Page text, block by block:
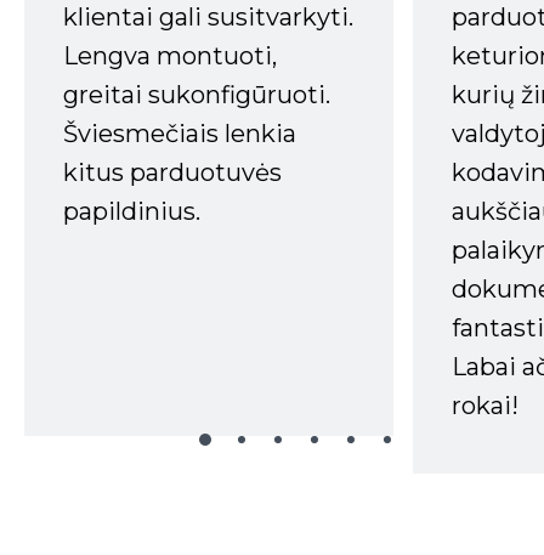
klientai gali susitvarkyti.
Lengva montuoti,
greitai sukonfigūruoti.
Šviesmečiais lenkia
kitus parduotuvės
papildinius.
kurių
Labai
rokai!